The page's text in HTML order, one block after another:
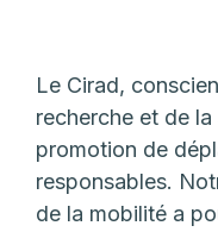
Le Cirad,
recherche et de
promotion de
responsables.
de la mobilité a